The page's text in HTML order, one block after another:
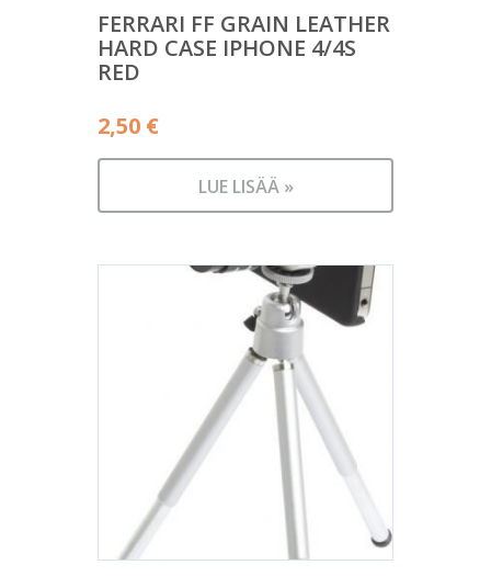
FERRARI FF GRAIN LEATHER
HARD CASE IPHONE 4/4S
RED
2,50 €
LUE LISÄÄ »